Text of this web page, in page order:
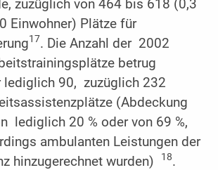
zuzüglich von 464 bis 618 (0,3
Einwohner) Plätze für
17. Die Anzahl der 2002
betrug
lediglich 90, zuzüglich 232
(Abdeckung
lediglich 20 % oder von 69 %,
ambulanten Leistungen der
hinzugerechnet wurden)
18.